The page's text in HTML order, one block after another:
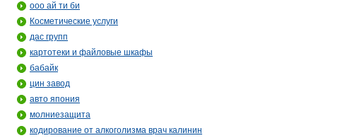
ооо ай ти би
Косметические услуги
дас групп
картотеки и файловые шкафы
бабайк
цин завод
авто япония
молниезащита
кодирование от алкоголизма врач калинин